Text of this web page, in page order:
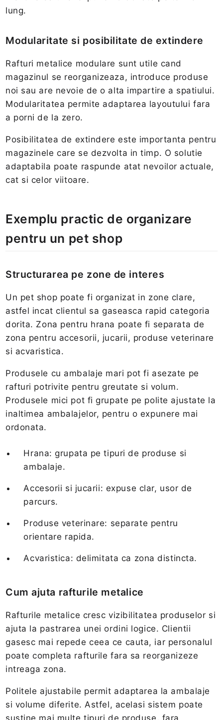
lung.
Modularitate si posibilitate de extindere
Rafturi metalice modulare sunt utile cand
magazinul se reorganizeaza, introduce produse
noi sau are nevoie de o alta impartire a spatiului.
Modularitatea permite adaptarea layoutului fara
a porni de la zero.
Posibilitatea de extindere este importanta pentru
magazinele care se dezvolta in timp. O solutie
adaptabila poate raspunde atat nevoilor actuale,
cat si celor viitoare.
Exemplu practic de organizare
pentru un pet shop
Structurarea pe zone de interes
Un pet shop poate fi organizat in zone clare,
astfel incat clientul sa gaseasca rapid categoria
dorita. Zona pentru hrana poate fi separata de
zona pentru accesorii, jucarii, produse veterinare
si acvaristica.
Produsele cu ambalaje mari pot fi asezate pe
rafturi potrivite pentru greutate si volum.
Produsele mici pot fi grupate pe polite ajustate la
inaltimea ambalajelor, pentru o expunere mai
ordonata.
Hrana: grupata pe tipuri de produse si
ambalaje.
Accesorii si jucarii: expuse clar, usor de
parcurs.
Produse veterinare: separate pentru
orientare rapida.
Acvaristica: delimitata ca zona distincta.
Cum ajuta rafturile metalice
Rafturile metalice cresc vizibilitatea produselor si
ajuta la pastrarea unei ordini logice. Clientii
gasesc mai repede ceea ce cauta, iar personalul
poate completa rafturile fara sa reorganizeze
intreaga zona.
Politele ajustabile permit adaptarea la ambalaje
si volume diferite. Astfel, acelasi sistem poate